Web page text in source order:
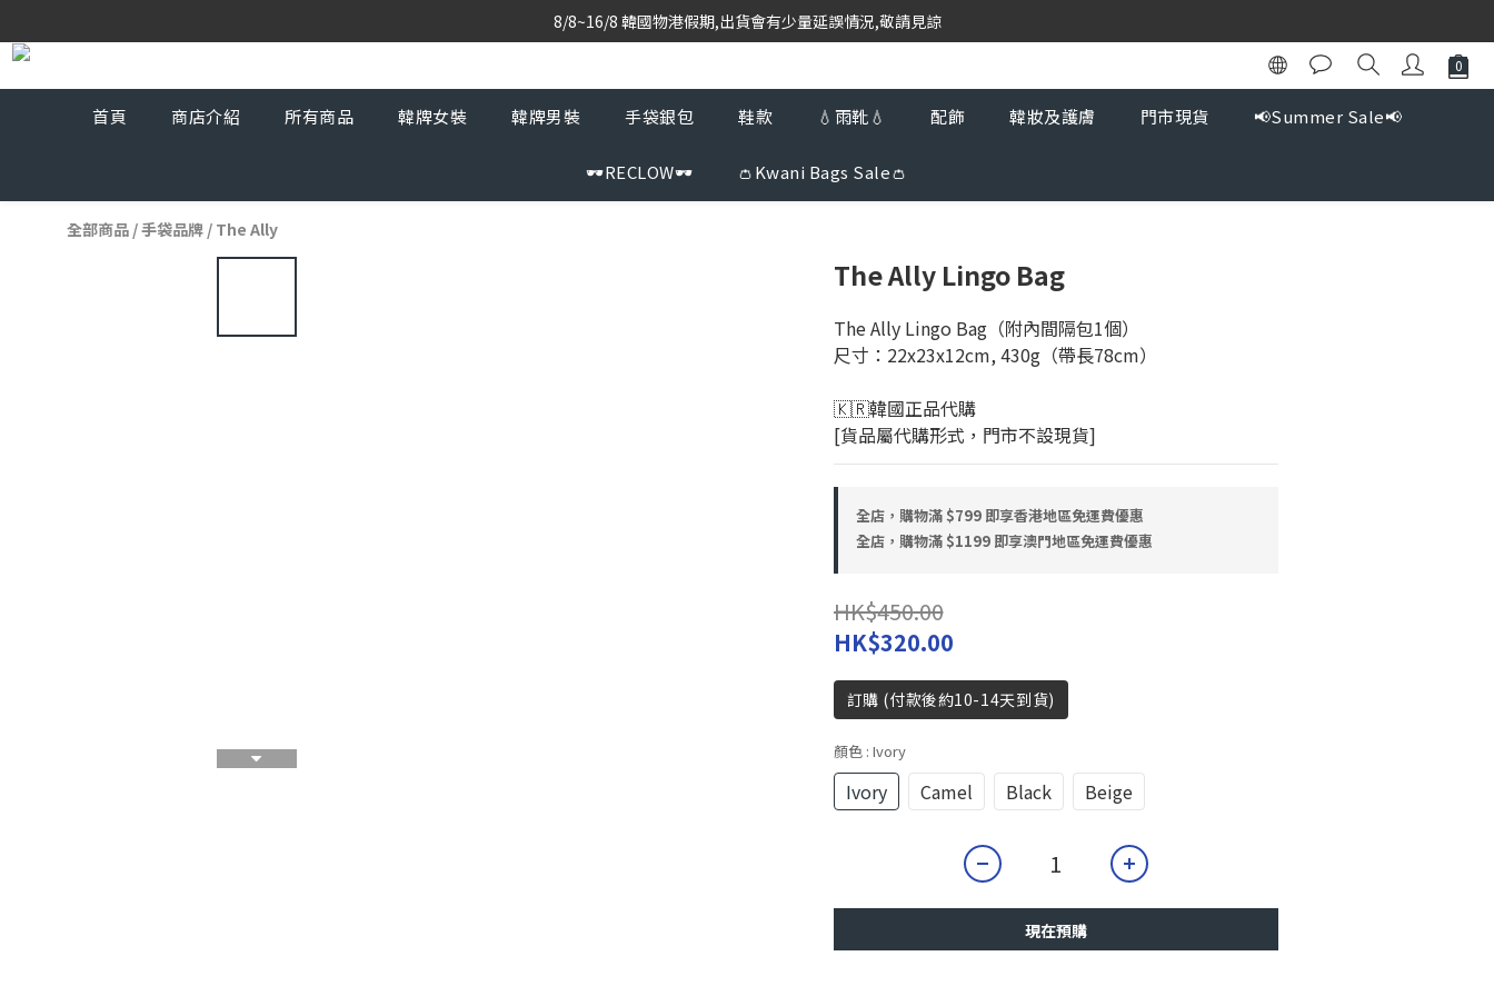
韓國當地代購團隊,每星期韓國直送香港
韓國當地代購團隊,每星期韓國直送香港
8/8~16/8 韓國物港假期,出貨會有少量延誤情況,敬請見諒
首頁 商店介紹 所有商品 韓牌女裝 韓牌男裝 手袋銀包 鞋款 💧雨靴💧 配飾 韓妝及護膚 門市現貨 📢Summer Sale📢
🕶️RECLOW🕶️ 👛Kwani Bags Sale👛
全部商品 /手袋品牌 / The Ally
The Ally Lingo Bag
The Ally Lingo Bag（附內間隔包1個）
尺寸：22x23x12cm, 430g（帶長78cm）
🇰🇷韓國正品代購
[貨品屬代購形式，門市不設現貨]
全店，購物滿 $799 即享香港地區免運費優惠
全店，購物滿 $1199 即享澳門地區免運費優惠
HK$450.00
HK$320.00
訂購 (付款後約10-14天到貨)
顏色 : Ivory
Ivory Camel Black Beige
現在預購